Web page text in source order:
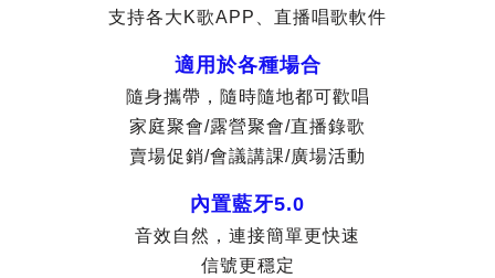
支持各大K歌APP、直播唱歌軟件
適用於各種場合
隨身攜帶，隨時隨地都可歡唱
家庭聚會/露營聚會/直播錄歌
賣場促銷/會議講課/廣場活動
內置藍牙5.0
音效自然，連接簡單更快速
信號更穩定